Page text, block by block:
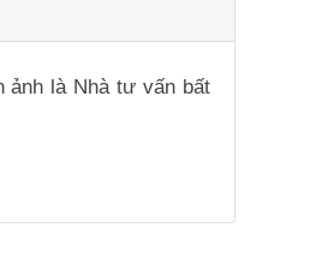
ảnh là Nhà tư vấn bất